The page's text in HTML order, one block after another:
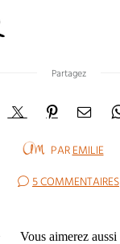
Partagez
PAREMILIE
5 COMMENTAIRES
Vous aimerez aussi